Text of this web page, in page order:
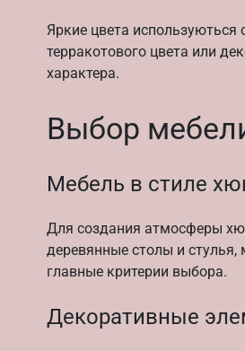
Яркие цвета используються
терракотового цвета или
характера.
Выбор
Мебель в стиле
Для создания атмосферы
деревянные столы и
главные критерии выбора.
Декоративные